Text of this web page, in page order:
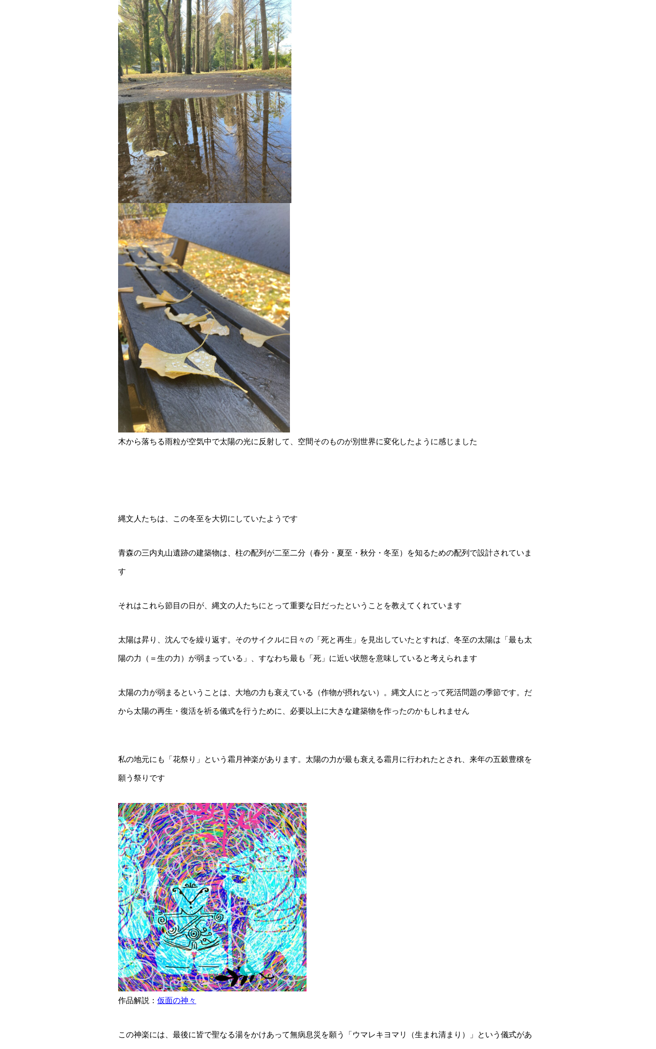
木から落ちる雨粒が空気中で太陽の光に反射して、空間そのものが別世界に変化したように感じました
縄文人たちは、この冬至を大切にしていたようです
青森の三内丸山遺跡の建築物は、柱の配列が二至二分（春分・夏至・秋分・冬至）を知るための配列で設計されていま
す
それはこれら節目の日が、縄文の人たちにとって重要な日だったということを教えてくれています
太陽は昇り、沈んでを繰り返す。そのサイクルに日々の「死と再生」を見出していたとすれば、冬至の太陽は「最も太
陽の力（＝生の力）が弱まっている」、すなわち最も「死」に近い状態を意味していると考えられます
太陽の力が弱まるということは、大地の力も衰えている（作物が摂れない）。縄文人にとって死活問題の季節です。だ
から太陽の再生・復活を祈る儀式を行うために、必要以上に大きな建築物を作ったのかもしれません
私の地元にも「花祭り」という霜月神楽があります。太陽の力が最も衰える霜月に行われたとされ、来年の五穀豊穣を
願う祭りです
作品解説： 仮面の神々
この神楽には、最後に皆で聖なる湯をかけあって無病息災を願う「ウマレキヨマリ（生まれ清まり）」という儀式があ